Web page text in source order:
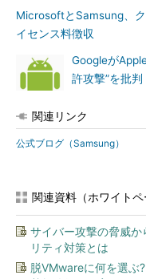
MicrosoftとSamsung、
イセンス料徴収
Googleが
許攻撃”を批判
関連リンク
公式ブログ（Samsung）
関連資料（ホワイトペ
サイバー攻撃の脅威か
リティ対策とは
脱VMwareに何を選ぶ